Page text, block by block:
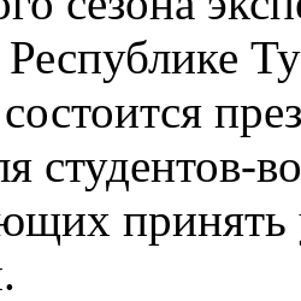
Республике
студентов-
принять